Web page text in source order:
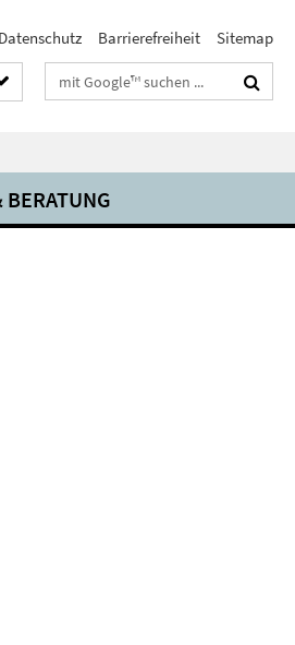
Datenschutz Barrierefreiheit Sitemap
Suchbegriffe
BERATUNG